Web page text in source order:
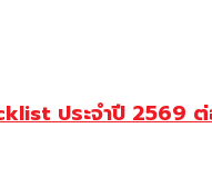
ประจำปี 2569